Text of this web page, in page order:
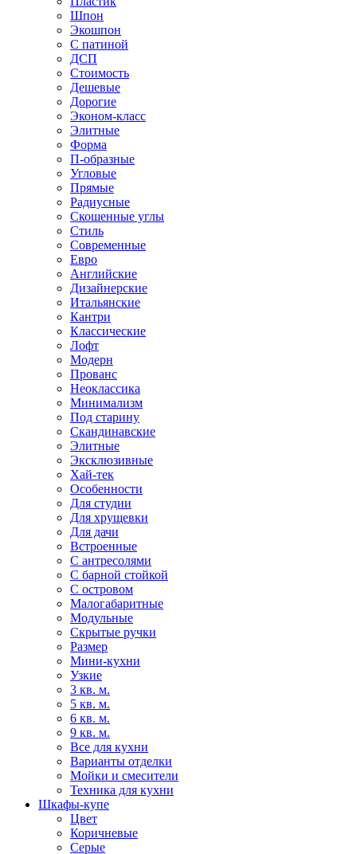
Шпон
Экошпон
С патиной
ДСП
Стоимость
Дешевые
Дорогие
Эконом-класс
Элитные
Форма
П-образные
Угловые
Прямые
Радиусные
Скошенные углы
Стиль
Современные
Евро
Английские
Дизайнерские
Итальянские
Кантри
Классические
Лофт
Модерн
Прованс
Неоклассика
Минимализм
Под старину
Скандинавские
Элитные
Эксклюзивные
Хай-тек
Особенности
Для студии
Для хрущевки
Для дачи
Встроенные
С антресолями
С барной стойкой
С островом
Малогабаритные
Модульные
Скрытые ручки
Размер
Мини-кухни
Узкие
3 кв. м.
5 кв. м.
6 кв. м.
9 кв. м.
Все для кухни
Варианты отделки
Мойки и смесители
Техника для кухни
Шкафы-купе
Цвет
Коричневые
Серые